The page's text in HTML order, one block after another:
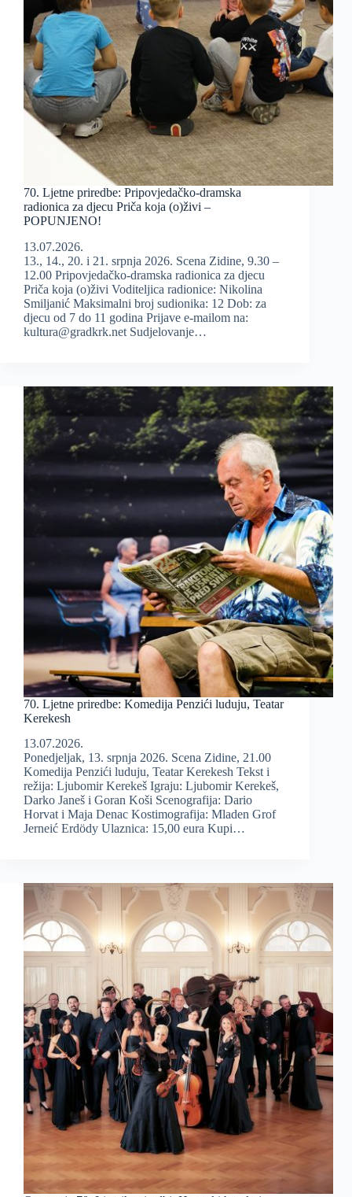
70. Ljetne priredbe: Pripovjedačko-dramska
radionica za djecu Priča koja (o)živi –
POPUNJENO!
13.07.2026.
13., 14., 20. i 21. srpnja 2026. Scena Zidine, 9.30 –
12.00 Pripovjedačko-dramska radionica za djecu
Priča koja (o)živi Voditeljica radionice: Nikolina
Smiljanić Maksimalni broj sudionika: 12 Dob: za
djecu od 7 do 11 godina Prijave e-mailom na:
kultura@gradkrk.net Sudjelovanje…
70. Ljetne priredbe: Komedija Penzići luduju, Teatar
Kerekesh
13.07.2026.
Ponedjeljak, 13. srpnja 2026. Scena Zidine, 21.00
Komedija Penzići luduju, Teatar Kerekesh Tekst i
režija: Ljubomir Kerekeš Igraju: Ljubomir Kerekeš,
Darko Janeš i Goran Koši Scenografija: Dario
Horvat i Maja Denac Kostimografija: Mladen Grof
Jerneić Erdödy Ulaznica: 15,00 eura Kupi…